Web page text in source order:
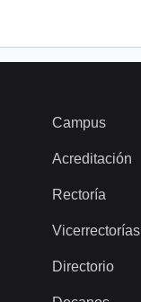
Campus
Acreditación
Rectoría
Vicerrectorías
Directorio